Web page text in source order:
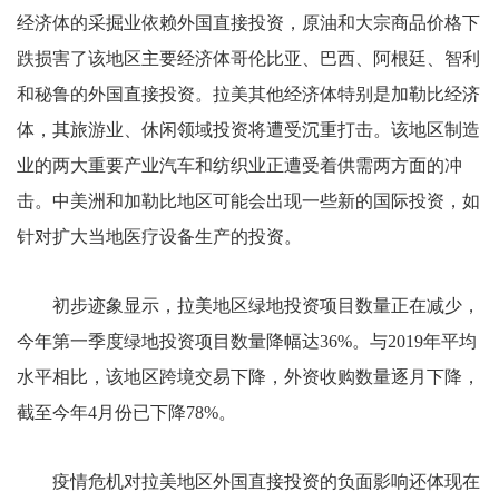
经济体的采掘业依赖外国直接投资，原油和大宗商品价格下
跌损害了该地区主要经济体哥伦比亚、巴西、阿根廷、智利
和秘鲁的外国直接投资。拉美其他经济体特别是加勒比经济
体，其旅游业、休闲领域投资将遭受沉重打击。该地区制造
业的两大重要产业汽车和纺织业正遭受着供需两方面的冲
击。中美洲和加勒比地区可能会出现一些新的国际投资，如
针对扩大当地医疗设备生产的投资。
初步迹象显示，拉美地区绿地投资项目数量正在减少，
今年第一季度绿地投资项目数量降幅达36%。与2019年平均
水平相比，该地区跨境交易下降，外资收购数量逐月下降，
截至今年4月份已下降78%。
疫情危机对拉美地区外国直接投资的负面影响还体现在